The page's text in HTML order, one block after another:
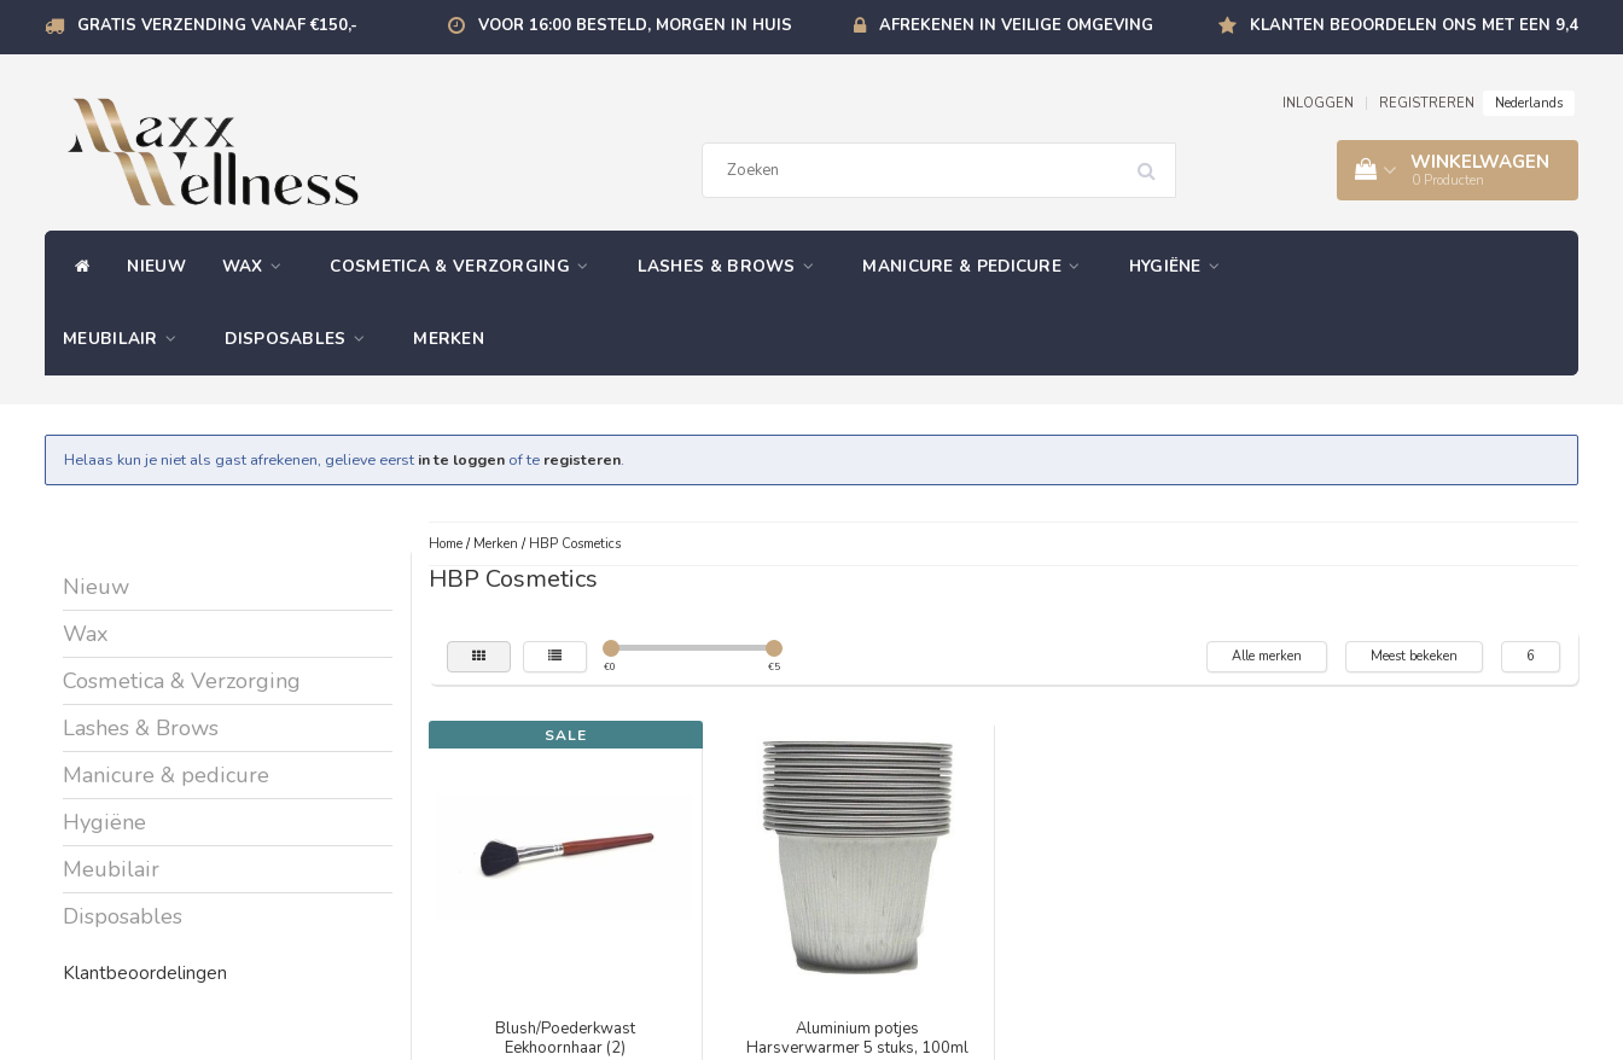
GRATIS VERZENDING VANAF €150,- VOOR 16:00 BESTELD, MORGEN IN HUIS AFREKENEN IN VEILIGE OMGEVING KLANTEN BEOORDELEN ONS MET EEN 9,4
INLOGGEN REGISTREREN Nederlands
WINKELWAGEN
0 Producten
NIEUW WAX COSMETICA & VERZORGING LASHES & BROWS MANICURE & PEDICURE HYGIËNE
MEUBILAIR DISPOSABLES MERKEN
Helaas kun je niet als gast afrekenen, gelieve eerst in te loggen of te registeren.
Nieuw
Wax
Cosmetica & Verzorging
Lashes & Brows
Manicure & pedicure
Hygiëne
Meubilair
Disposables
Klantbeoordelingen
Home/ Merken / HBP Cosmetics
HBP Cosmetics
€0 €5
Alle merken Meest bekeken 6
SALE
Blush/Poederkwast
Eekhoornhaar (2)
Aluminium potjes
Harsverwarmer 5 stuks, 100ml